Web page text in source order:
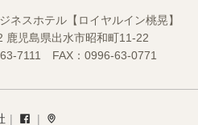
ネスホテル【ロイヤルイン桃晃】
鹿児島県出水市昭和町11-22
7111 FAX：0996-63-0771